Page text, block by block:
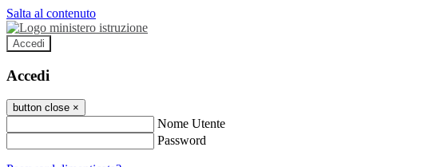
Salta al contenuto
Accedi
Accedi
button close ×
Nome Utente
Password